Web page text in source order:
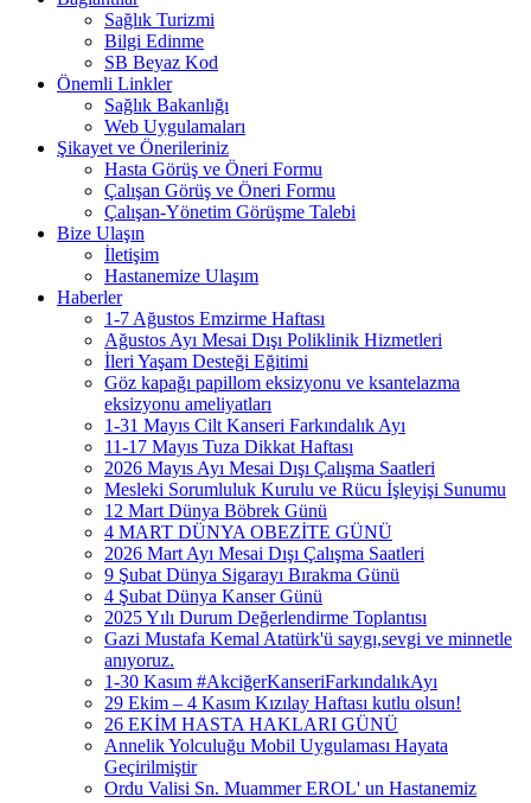
Sağlık Turizmi
Bilgi Edinme
SB Beyaz Kod
Önemli Linkler
Sağlık Bakanlığı
Web Uygulamaları
Şikayet ve Önerileriniz
Hasta Görüş ve Öneri Formu
Çalışan Görüş ve Öneri Formu
Çalışan-Yönetim Görüşme Talebi
Bize Ulaşın
İletişim
Hastanemize Ulaşım
Haberler
1-7 Ağustos Emzirme Haftası
Ağustos Ayı Mesai Dışı Poliklinik Hizmetleri
İleri Yaşam Desteği Eğitimi
Göz kapağı papillom eksizyonu ve ksantelazma
eksizyonu ameliyatları
1-31 Mayıs Cilt Kanseri Farkındalık Ayı
11-17 Mayıs Tuza Dikkat Haftası
2026 Mayıs Ayı Mesai Dışı Çalışma Saatleri
Mesleki Sorumluluk Kurulu ve Rücu İşleyişi Sunumu
12 Mart Dünya Böbrek Günü
4 MART DÜNYA OBEZİTE GÜNÜ
2026 Mart Ayı Mesai Dışı Çalışma Saatleri
9 Şubat Dünya Sigarayı Bırakma Günü
4 Şubat Dünya Kanser Günü
2025 Yılı Durum Değerlendirme Toplantısı
Gazi Mustafa Kemal Atatürk'ü saygı,sevgi ve minnetle
anıyoruz.
1-30 Kasım #AkciğerKanseriFarkındalıkAyı
29 Ekim – 4 Kasım Kızılay Haftası kutlu olsun!
26 EKİM HASTA HAKLARI GÜNÜ
Annelik Yolculuğu Mobil Uygulaması Hayata
Geçirilmiştir
Ordu Valisi Sn. Muammer EROL' un Hastanemiz